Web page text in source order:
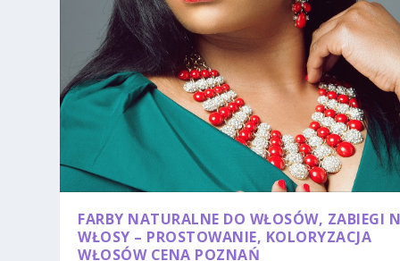
FARBY NATURALNE DO WŁOSÓW, ZABIEGI
WŁOSY – PROSTOWANIE, KOLORYZACJA
WŁOSÓW CENA POZNAŃ